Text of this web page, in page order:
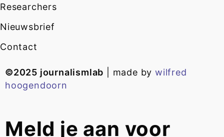
Researchers
Nieuwsbrief
Contact
©2025 journalismlab | made bywilfred
hoogendoorn
Meld je aan voor